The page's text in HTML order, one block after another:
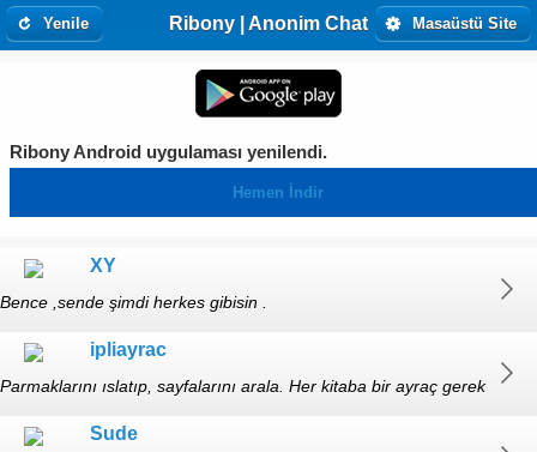
Ribony | Anonim Chat
Yenile Masaüstü Site
Ribony Android uygulaması yenilendi.
Hemen İndir
XY
Bence ,sende şimdi herkes gibisin .
ipliayrac
Parmaklarını ıslatıp, sayfalarını arala. Her kitaba bir ayraç gerek
Sude